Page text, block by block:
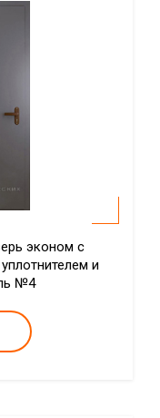
эконом с
и
№4